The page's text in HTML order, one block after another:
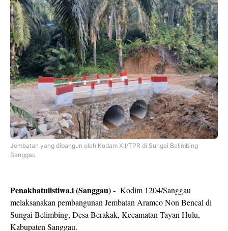
Jembatan yang dibangun oleh Kodam XII/TPR di Sungai Belimbing
Sanggau
Penakhatulistiwa.i (Sanggau) - Kodim 1204/Sanggau
melaksanakan pembangunan Jembatan Aramco Non Bencal di
Sungai Belimbing, Desa Berakak, Kecamatan Tayan Hulu,
Kabupaten Sanggau.